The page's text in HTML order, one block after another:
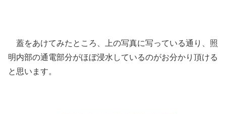
蓋をあけてみたところ、上の写真に写っている通り、照
明内部の通電部分がほぼ浸水しているのがお分かり頂ける
と思います。